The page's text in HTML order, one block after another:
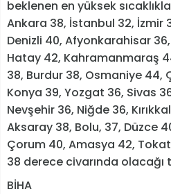
beklenen en yüksek
Ankara 38, İstanbul 32, İzmir
Denizli 40, Afyonkarahisar
Hatay 42, Kahramanmaraş
38, Burdur 38, Osmaniye 44,
Konya 39, Yozgat 36, Sivas
Nevşehir 36, Niğde 36,
Aksaray 38, Bolu, 37, Düzce
Çorum 40, Amasya 42,
38 derece civarında olacağı
BİHA